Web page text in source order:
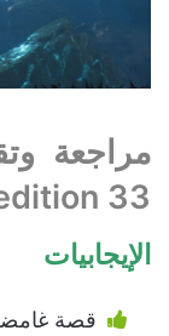
33
الإيجابيات
قصة